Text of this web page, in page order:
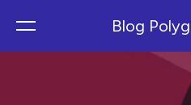
Blog